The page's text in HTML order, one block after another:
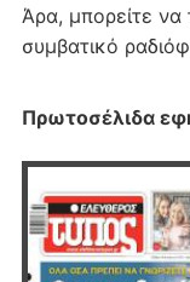
Άρα, μπορείτε
συμβατικό
Πρωτοσέλιδα